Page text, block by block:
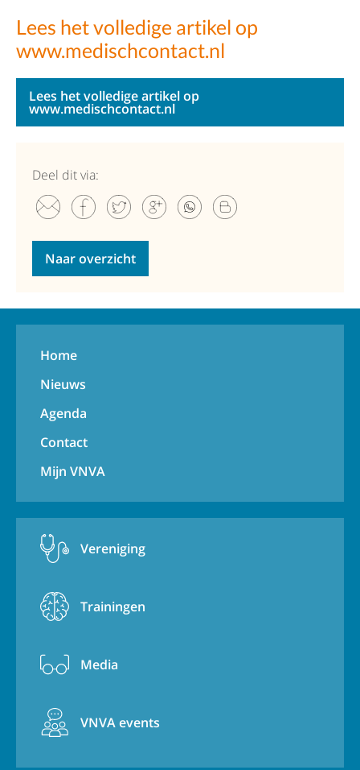
Lees het volledige artikel op
www.medischcontact.nl
Lees het volledige artikel op
www.medischcontact.nl
Deel dit via:
Naar overzicht
Home
Nieuws
Agenda
Contact
Mijn VNVA
Vereniging
Trainingen
Media
VNVA events